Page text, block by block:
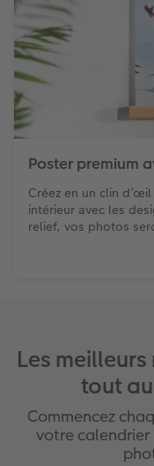
Poster premium
Créez en un clin
intérieur avec les
relief, vos photos
Les
tout
Commencez
votre